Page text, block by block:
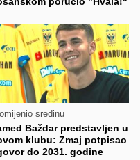
sredinu
Baždar predstavljen u
klubu: Zmaj potpisao
do 2031. godine